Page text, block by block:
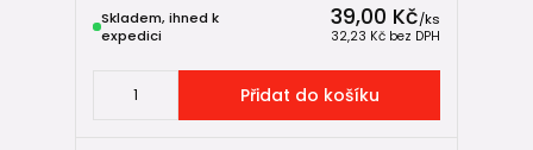
39,00 Kč/ks
32,23 Kč bez DPH
Skladem, ihned k
expedici
Přidat do košíku